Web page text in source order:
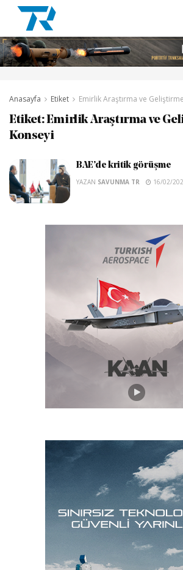
Anasayfa Etiket Emirlik Araştırma ve
Etiket:Emirlik Araştırma ve
Konseyi
BAE’de kritik görüşme
YAZAN SAVUNMA TR 16/02/